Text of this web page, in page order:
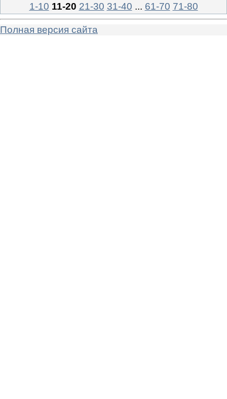
1-10 11-20 21-30 31-40 ... 61-70 71-80
Полная версия сайта